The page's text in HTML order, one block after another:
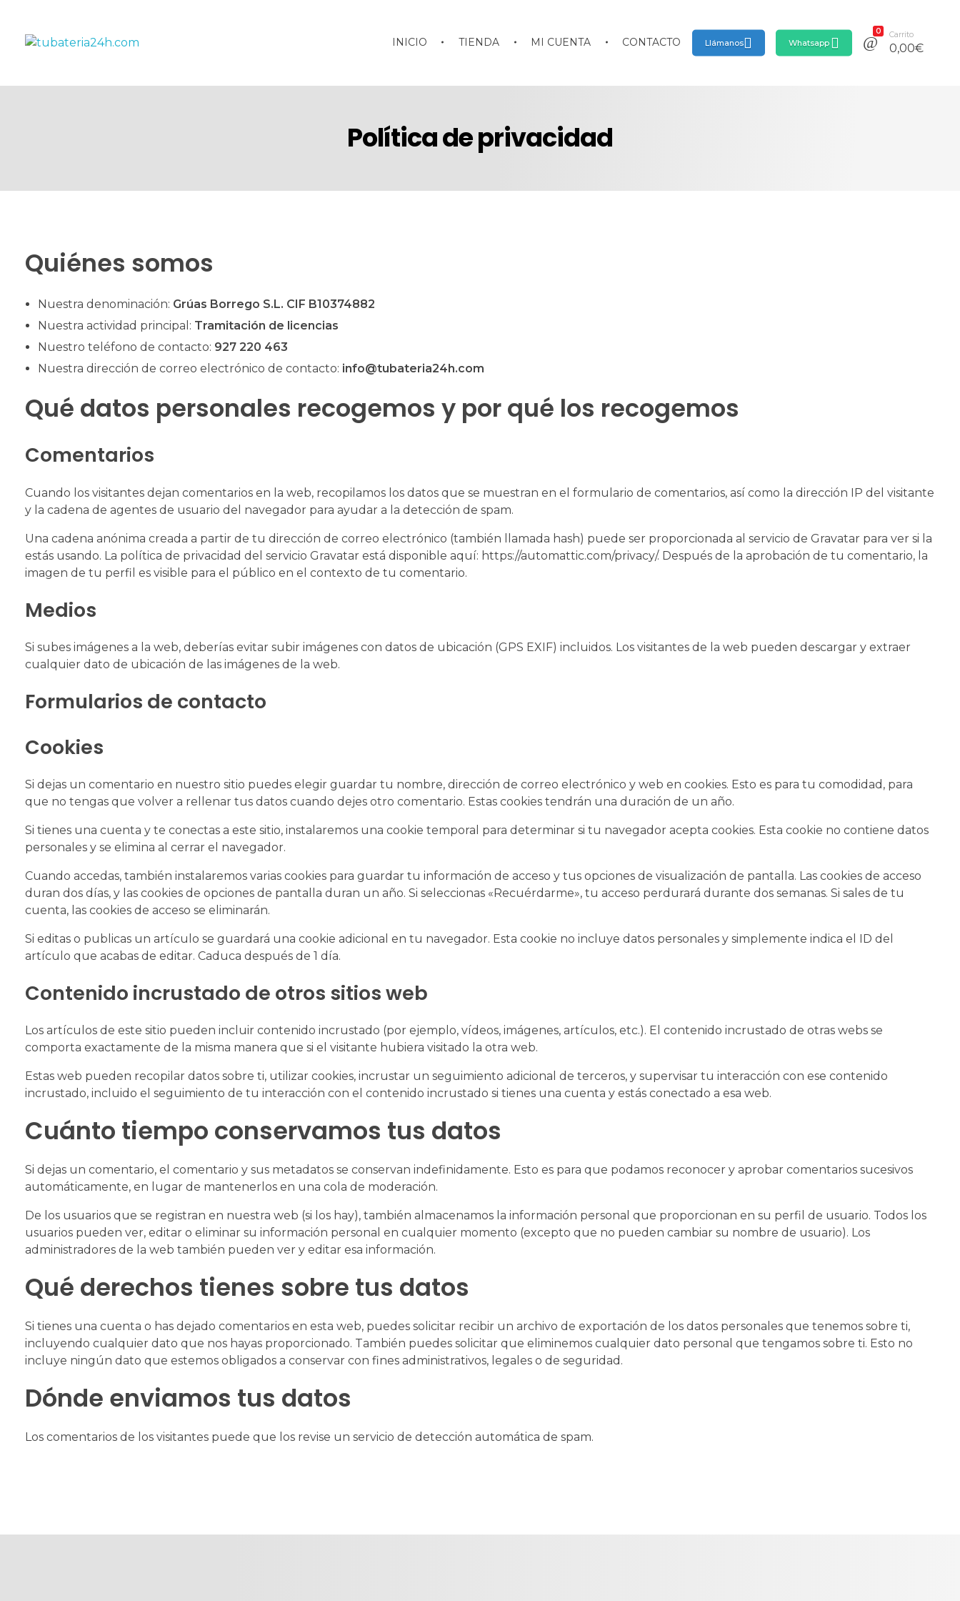
0 Carrito
0,00€
Whatsapp
Llámanos
INICIO TIENDA MI CUENTA CONTACTO
Política de privacidad
Quiénes somos
Nuestra denominación: Grúas Borrego S.L. CIF B10374882
Nuestra actividad principal: Tramitación de licencias
Nuestro teléfono de contacto: 927 220 463
Nuestra dirección de correo electrónico de contacto: info@tubateria24h.com
Qué datos personales recogemos y por qué los recogemos
Comentarios
Cuando los visitantes dejan comentarios en la web, recopilamos los datos que se muestran en el formulario de comentarios, así como la dirección IP del visitante
y la cadena de agentes de usuario del navegador para ayudar a la detección de spam.
Una cadena anónima creada a partir de tu dirección de correo electrónico (también llamada hash) puede ser proporcionada al servicio de Gravatar para ver si la
estás usando. La política de privacidad del servicio Gravatar está disponible aquí: https://automattic.com/privacy/. Después de la aprobación de tu comentario, la
imagen de tu perfil es visible para el público en el contexto de tu comentario.
Medios
Si subes imágenes a la web, deberías evitar subir imágenes con datos de ubicación (GPS EXIF) incluidos. Los visitantes de la web pueden descargar y extraer
cualquier dato de ubicación de las imágenes de la web.
Formularios de contacto
Cookies
Si dejas un comentario en nuestro sitio puedes elegir guardar tu nombre, dirección de correo electrónico y web en cookies. Esto es para tu comodidad, para
que no tengas que volver a rellenar tus datos cuando dejes otro comentario. Estas cookies tendrán una duración de un año.
Si tienes una cuenta y te conectas a este sitio, instalaremos una cookie temporal para determinar si tu navegador acepta cookies. Esta cookie no contiene datos
personales y se elimina al cerrar el navegador.
Cuando accedas, también instalaremos varias cookies para guardar tu información de acceso y tus opciones de visualización de pantalla. Las cookies de acceso
duran dos días, y las cookies de opciones de pantalla duran un año. Si seleccionas «Recuérdarme», tu acceso perdurará durante dos semanas. Si sales de tu
cuenta, las cookies de acceso se eliminarán.
Si editas o publicas un artículo se guardará una cookie adicional en tu navegador. Esta cookie no incluye datos personales y simplemente indica el ID del
artículo que acabas de editar. Caduca después de 1 día.
Contenido incrustado de otros sitios web
Los artículos de este sitio pueden incluir contenido incrustado (por ejemplo, vídeos, imágenes, artículos, etc.). El contenido incrustado de otras webs se
comporta exactamente de la misma manera que si el visitante hubiera visitado la otra web.
Estas web pueden recopilar datos sobre ti, utilizar cookies, incrustar un seguimiento adicional de terceros, y supervisar tu interacción con ese contenido
incrustado, incluido el seguimiento de tu interacción con el contenido incrustado si tienes una cuenta y estás conectado a esa web.
Cuánto tiempo conservamos tus datos
Si dejas un comentario, el comentario y sus metadatos se conservan indefinidamente. Esto es para que podamos reconocer y aprobar comentarios sucesivos
automáticamente, en lugar de mantenerlos en una cola de moderación.
De los usuarios que se registran en nuestra web (si los hay), también almacenamos la información personal que proporcionan en su perfil de usuario. Todos los
usuarios pueden ver, editar o eliminar su información personal en cualquier momento (excepto que no pueden cambiar su nombre de usuario). Los
administradores de la web también pueden ver y editar esa información.
Qué derechos tienes sobre tus datos
Si tienes una cuenta o has dejado comentarios en esta web, puedes solicitar recibir un archivo de exportación de los datos personales que tenemos sobre ti,
incluyendo cualquier dato que nos hayas proporcionado. También puedes solicitar que eliminemos cualquier dato personal que tengamos sobre ti. Esto no
incluye ningún dato que estemos obligados a conservar con fines administrativos, legales o de seguridad.
Dónde enviamos tus datos
Los comentarios de los visitantes puede que los revise un servicio de detección automática de spam.